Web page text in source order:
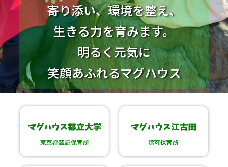
寄り添い、環境を整え、
生きる力を育みます。
明るく元気に
笑顔あふれるマグハウス
東京都認証保育所 認可保育所